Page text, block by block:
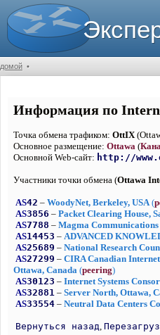
домой •